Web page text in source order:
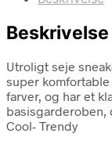
Beskrivelse
Utroligt seje
super komfortable
farver, og har et
basisgarderoben,
Cool- Trendy